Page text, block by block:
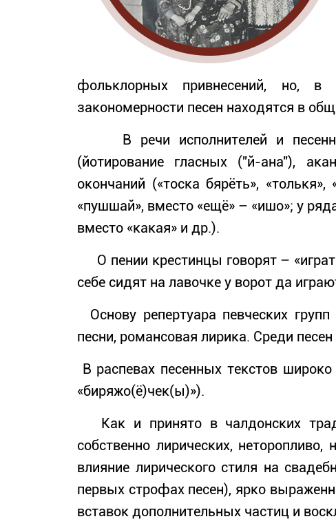
фольклорных привнесений, но, в
закономерности песен находятся в
В речи исполнителей и
(йотирование гласных ("й-ана"),
окончаний («тоска бярёть»,
«пушшай», вместо «ещё» – «ишо»; у
вместо «какая» и др.).
О пении крестинцы говорят –
себе сидят на лавочке у ворот да
Основу репертуара певческих
песни, романсовая лирика. Среди
В распевах песенных текстов
«биряжо(ё)чек(ы)»).
Как и принято в чалдонских
собственно лирических,
влияние лирического стиля на
первых строфах песен), ярко
вставок дополнительных частиц и